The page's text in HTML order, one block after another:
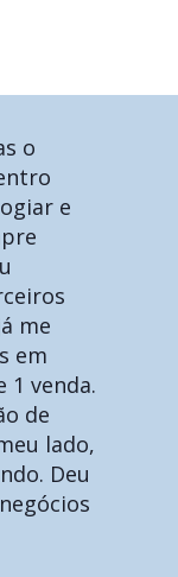
o
e
me
em
1 venda.
de
lado,
Deu